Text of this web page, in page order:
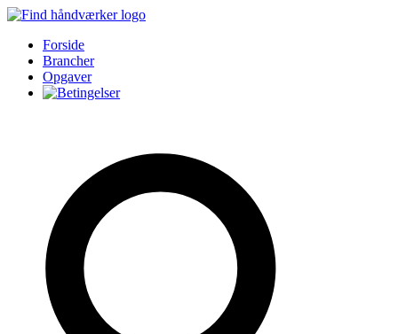
Forside
Brancher
Opgaver